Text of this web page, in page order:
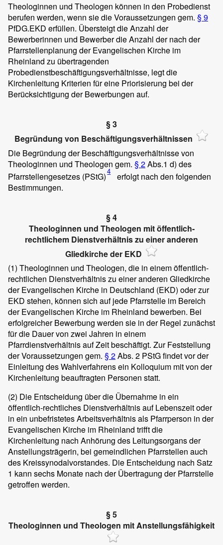
Theologinnen und Theologen können in den Probedienst
berufen werden, wenn sie die Voraussetzungen gem. § 9
PfDG.EKD erfüllen. Übersteigt die Anzahl der
Bewerberinnen und Bewerber die Anzahl der nach der
Pfarrstellenplanung der Evangelischen Kirche im
Rheinland zu übertragenden
Probedienstbeschäftigungsverhältnisse, legt die
Kirchenleitung Kriterien für eine Priorisierung bei der
Berücksichtigung der Bewerbungen auf.
§ 3
Begründung von Beschäftigungsverhältnissen
Die Begründung der Beschäftigungsverhältnisse von
Theologinnen und Theologen gem. § 2Abs.1 d) des
Pfarrstellengesetzes (PStG)4
erfolgt nach den folgenden
Bestimmungen.
§ 4
Theologinnen und Theologen mit öffentlich-
rechtlichem Dienstverhältnis zu einer anderen
Gliedkirche der EKD
(1) Theologinnen und Theologen, die in einem öffentlich-
rechtlichen Dienstverhältnis zu einer anderen Gliedkirche
der Evangelischen Kirche in Deutschland (EKD) oder zur
EKD stehen, können sich auf jede Pfarrstelle im Bereich
der Evangelischen Kirche im Rheinland bewerben. Bei
erfolgreicher Bewerbung werden sie in der Regel zunächst
für die Dauer von zwei Jahren in einem
Pfarrdienstverhältnis auf Zeit beschäftigt. Zur Feststellung
der Voraussetzungen gem. § 2Abs. 2 PStG findet vor der
Einleitung des Wahlverfahrens ein Kolloquium mit von der
Kirchenleitung beauftragten Personen statt.
(2) Die Entscheidung über die Übernahme in ein
öffentlich-rechtliches Dienstverhältnis auf Lebenszeit oder
in ein unbefristetes Arbeitsverhältnis als Pfarrperson in der
Evangelischen Kirche im Rheinland trifft die
Kirchenleitung nach Anhörung des Leitungsorgans der
Anstellungsträgerin, bei gemeindlichen Pfarrstellen auch
des Kreissynodalvorstandes. Die Entscheidung nach Satz
1 kann sechs Monate nach der Übertragung der Pfarrstelle
getroffen werden.
§ 5
Theologinnen und Theologen mit Anstellungsfähigkeit